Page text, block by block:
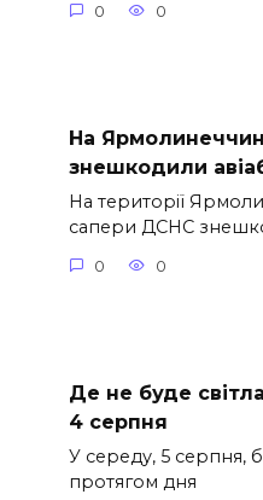
0 0
На
знешкодили
На території
сапери ДСНС
0 0
Де не буде
4 серпня
У середу, 5 серпня,
протягом дня